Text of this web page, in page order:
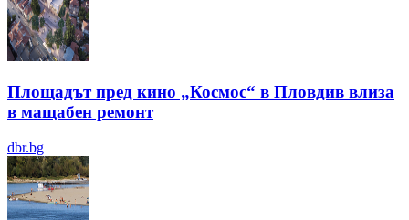
Площадът пред кино „Космос“ в Пловдив влиза
в мащабен ремонт
dbr.bg